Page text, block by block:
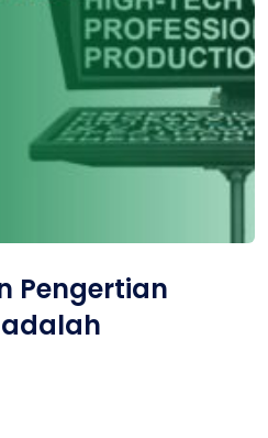
Pengertian